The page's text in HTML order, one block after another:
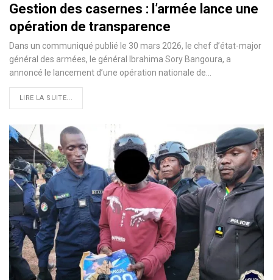
Gestion des casernes : l’armée lance une
opération de transparence
Dans un communiqué publié le 30 mars 2026, le chef d’état-major
général des armées, le général Ibrahima Sory Bangoura, a
annoncé le lancement d’une opération nationale de…
LIRE LA SUITE...